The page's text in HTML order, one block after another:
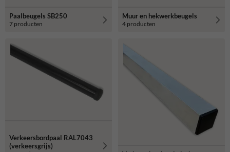
Paalbeugels SB250
7 producten
Muur en hekwerkbeugels
4 producten
Verkeersbordpaal RAL7043
(verkeersgrijs)